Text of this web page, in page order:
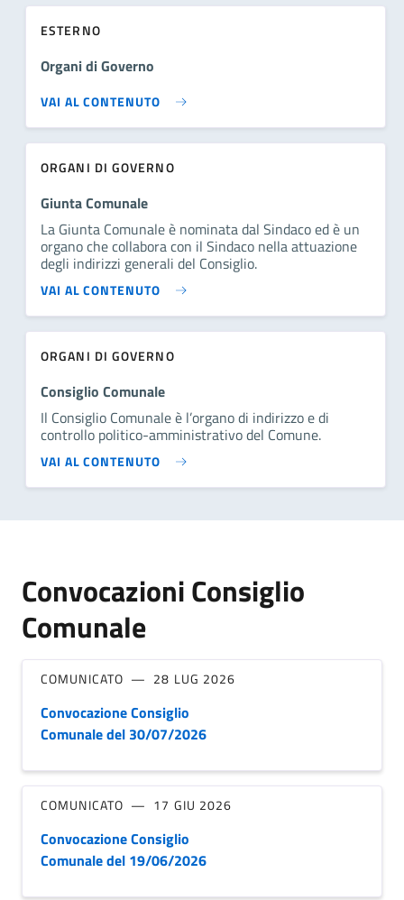
ESTERNO
Organi di Governo
VAI AL CONTENUTO
ORGANI DI GOVERNO
Giunta Comunale
La Giunta Comunale è nominata dal Sindaco ed è un
organo che collabora con il Sindaco nella attuazione
degli indirizzi generali del Consiglio.
VAI AL CONTENUTO
ORGANI DI GOVERNO
Consiglio Comunale
Il Consiglio Comunale è l’organo di indirizzo e di
controllo politico-amministrativo del Comune.
VAI AL CONTENUTO
Convocazioni Consiglio
Comunale
COMUNICATO 28 LUG 2026
Convocazione Consiglio
Comunale del 30/07/2026
COMUNICATO 17 GIU 2026
Convocazione Consiglio
Comunale del 19/06/2026